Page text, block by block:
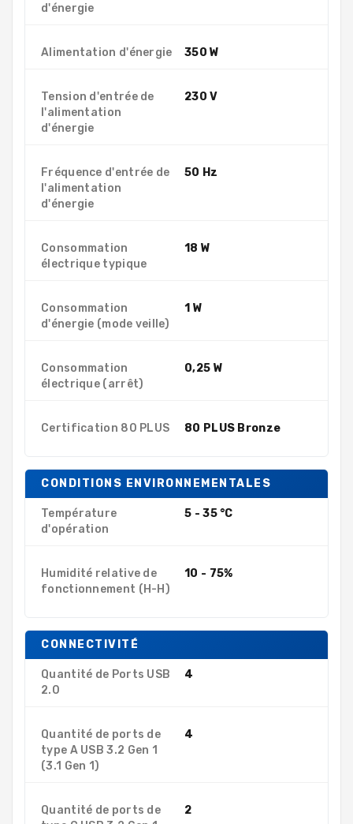
d'énergie
Alimentation d'énergie 350 W
Tension d'entrée de
l'alimentation
d'énergie
230 V
Fréquence d'entrée de
l'alimentation
d'énergie
50 Hz
Consommation
électrique typique
18 W
Consommation
d'énergie (mode veille)
1 W
Consommation
électrique (arrêt)
0,25 W
Certification 80 PLUS 80 PLUS Bronze
CONDITIONS ENVIRONNEMENTALES
Température
d'opération
5 - 35 °C
Humidité relative de
fonctionnement (H-H)
10 - 75%
CONNECTIVITÉ
Quantité de Ports USB
2.0
4
Quantité de ports de
type A USB 3.2 Gen 1
(3.1 Gen 1)
4
Quantité de ports de
2